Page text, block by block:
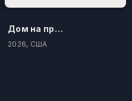
Дом на проклятом холме
2026, США